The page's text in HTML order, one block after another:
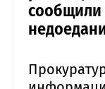
сообщили